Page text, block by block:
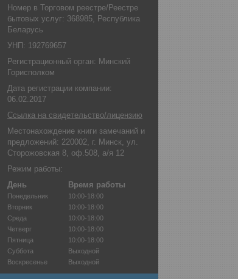
Номер в Торговом реестре/Реестре
бытовых услуг: 368985, Республика
Беларусь
УНП: 192769657
Регистрационный орган: Минский
Горисполком
Дата регистрации компании:
06.02.2017
Ссылка на свидетельство/лицензию
Местонахождение книги замечаний и
предложений: 220002, г. Минск, ул.
Сторожовская 8, оф.508, а/я 12
Режим работы:
День
Время работы
Понедельник
10:00-18:00
Вторник
10:00-18:00
Среда
10:00-18:00
Четверг
10:00-18:00
Пятница
10:00-18:00
Суббота
Выходной
Воскресенье
Выходной